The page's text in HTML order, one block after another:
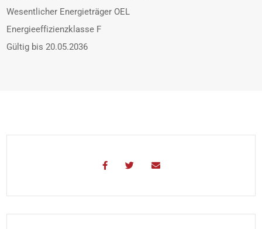
Wesentlicher Energieträger OEL
Energieeffizienzklasse F
Gültig bis 20.05.2036